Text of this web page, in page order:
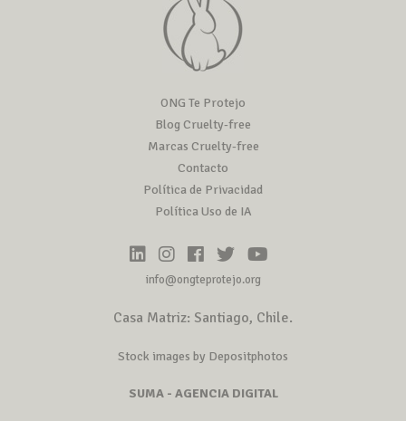
ONG Te Protejo
Blog Cruelty-free
Marcas Cruelty-free
Contacto
Política de Privacidad
Política Uso de IA
info@ongteprotejo.org
Casa Matriz: Santiago, Chile.
Stock images by Depositphotos
SUMA - AGENCIA DIGITAL